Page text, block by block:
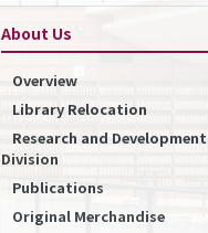
About Us
Overview
Library Relocation
Research and Development
Division
Publications
Original Merchandise